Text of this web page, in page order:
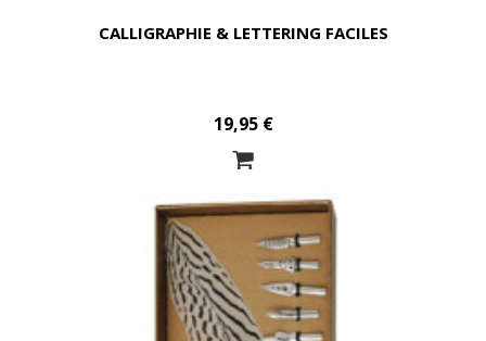
CALLIGRAPHIE & LETTERING FACILES
19,95 €